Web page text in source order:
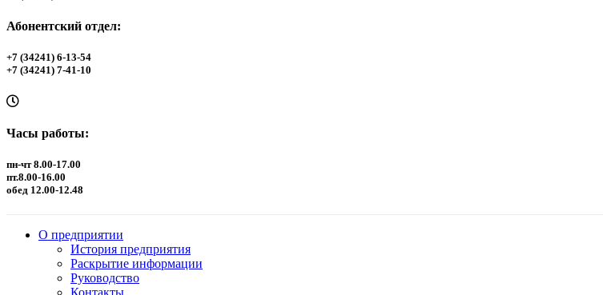
Абонентский отдел:
+7 (34241) 6-13-54
+7 (34241) 7-41-10
Часы работы:
пн-чт 8.00-17.00
пт.8.00-16.00
обед 12.00-12.48
О предприятии
История предприятия
Раскрытие информации
Руководство
Контакты